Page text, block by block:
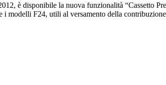
è disponibile la nuova funzionalità “Cassetto
i modelli F24, utili al versamento della